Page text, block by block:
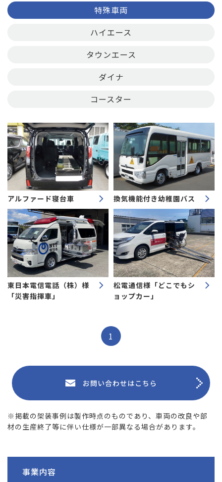
特殊車両
ハイエース
タウンエース
ダイナ
コースター
アルファード寝台車 換気機能付き幼稚園バス
東日本電信電話（株）様
「災害指揮車」
松電通信様「どこでもシ
ョップカー」
1
お問い合わせはこちら
※掲載の架装事例は製作時点のものであり、車両の改良や部
材の生産終了等に伴い仕様が一部異なる場合があります。
事業内容